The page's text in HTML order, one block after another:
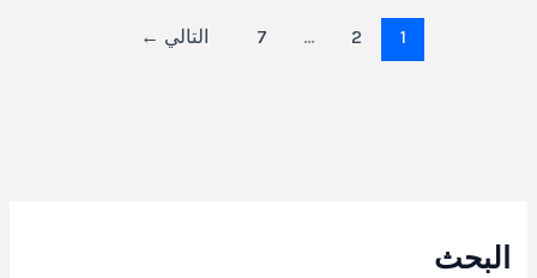
1
2
…
7 التالي ←
البحث